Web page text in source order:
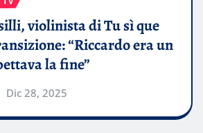
violinista di Tu sì que
“Riccardo era un
la fine”
Dic 28, 2025